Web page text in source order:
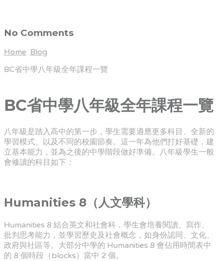
No Comments
Home Blog
BC省中學八年級全年課程一覽
BC省中學八年級全年課程一覽
八年級是踏入高中的第一步，學生需要適應更多科目、全新的
學習模式、以及不同的校園節奏。這一年為他們打好基礎，建
立基本能力，並為之後的中學階段做好準備。八年級學生一般
會修讀的科目如下：
Humanities 8（人文學科）
Humanities 8 結合英文和社會科，學生會培養閱讀、寫作、
批判思考能力，並學習歷史及社會概念，如身份認同、文化、
政府與社區等。大部分中學的 Humanities 8 會佔用時間表中
的 8 個時段（blocks）當中 2 個。